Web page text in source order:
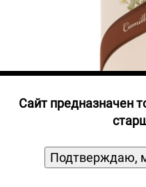
Cайт предназначен
Подтверждаю,